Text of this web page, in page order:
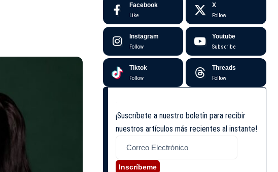
Facebook
Like
X
Follow
Instagram
Follow
Youtube
Subscribe
Tiktok
Follow
Threads
Follow
¡Suscríbete a nuestro boletín para recibir
nuestros artículos más recientes al instante!
Inscríbeme